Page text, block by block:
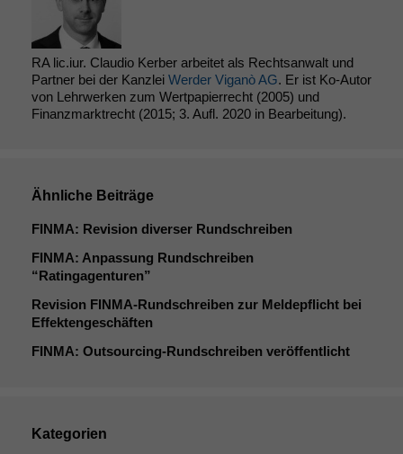
RA lic.iur. Claudio Kerber arbeitet als Rechtsanwalt und
Partner bei der Kanzlei Werder Viganò AG. Er ist Ko-Autor
von Lehrwerken zum Wertpapierrecht (2005) und
Finanzmarktrecht (2015; 3. Aufl. 2020 in Bearbeitung).
Ähnliche Beiträge
FINMA: Revision diverser Rundschreiben
FINMA: Anpassung Rundschreiben
“Ratingagenturen”
Revision FINMA-Rundschreiben zur Meldepflicht bei
Effektengeschäften
FINMA: Outsourcing-Rundschreiben veröffentlicht
Kategorien